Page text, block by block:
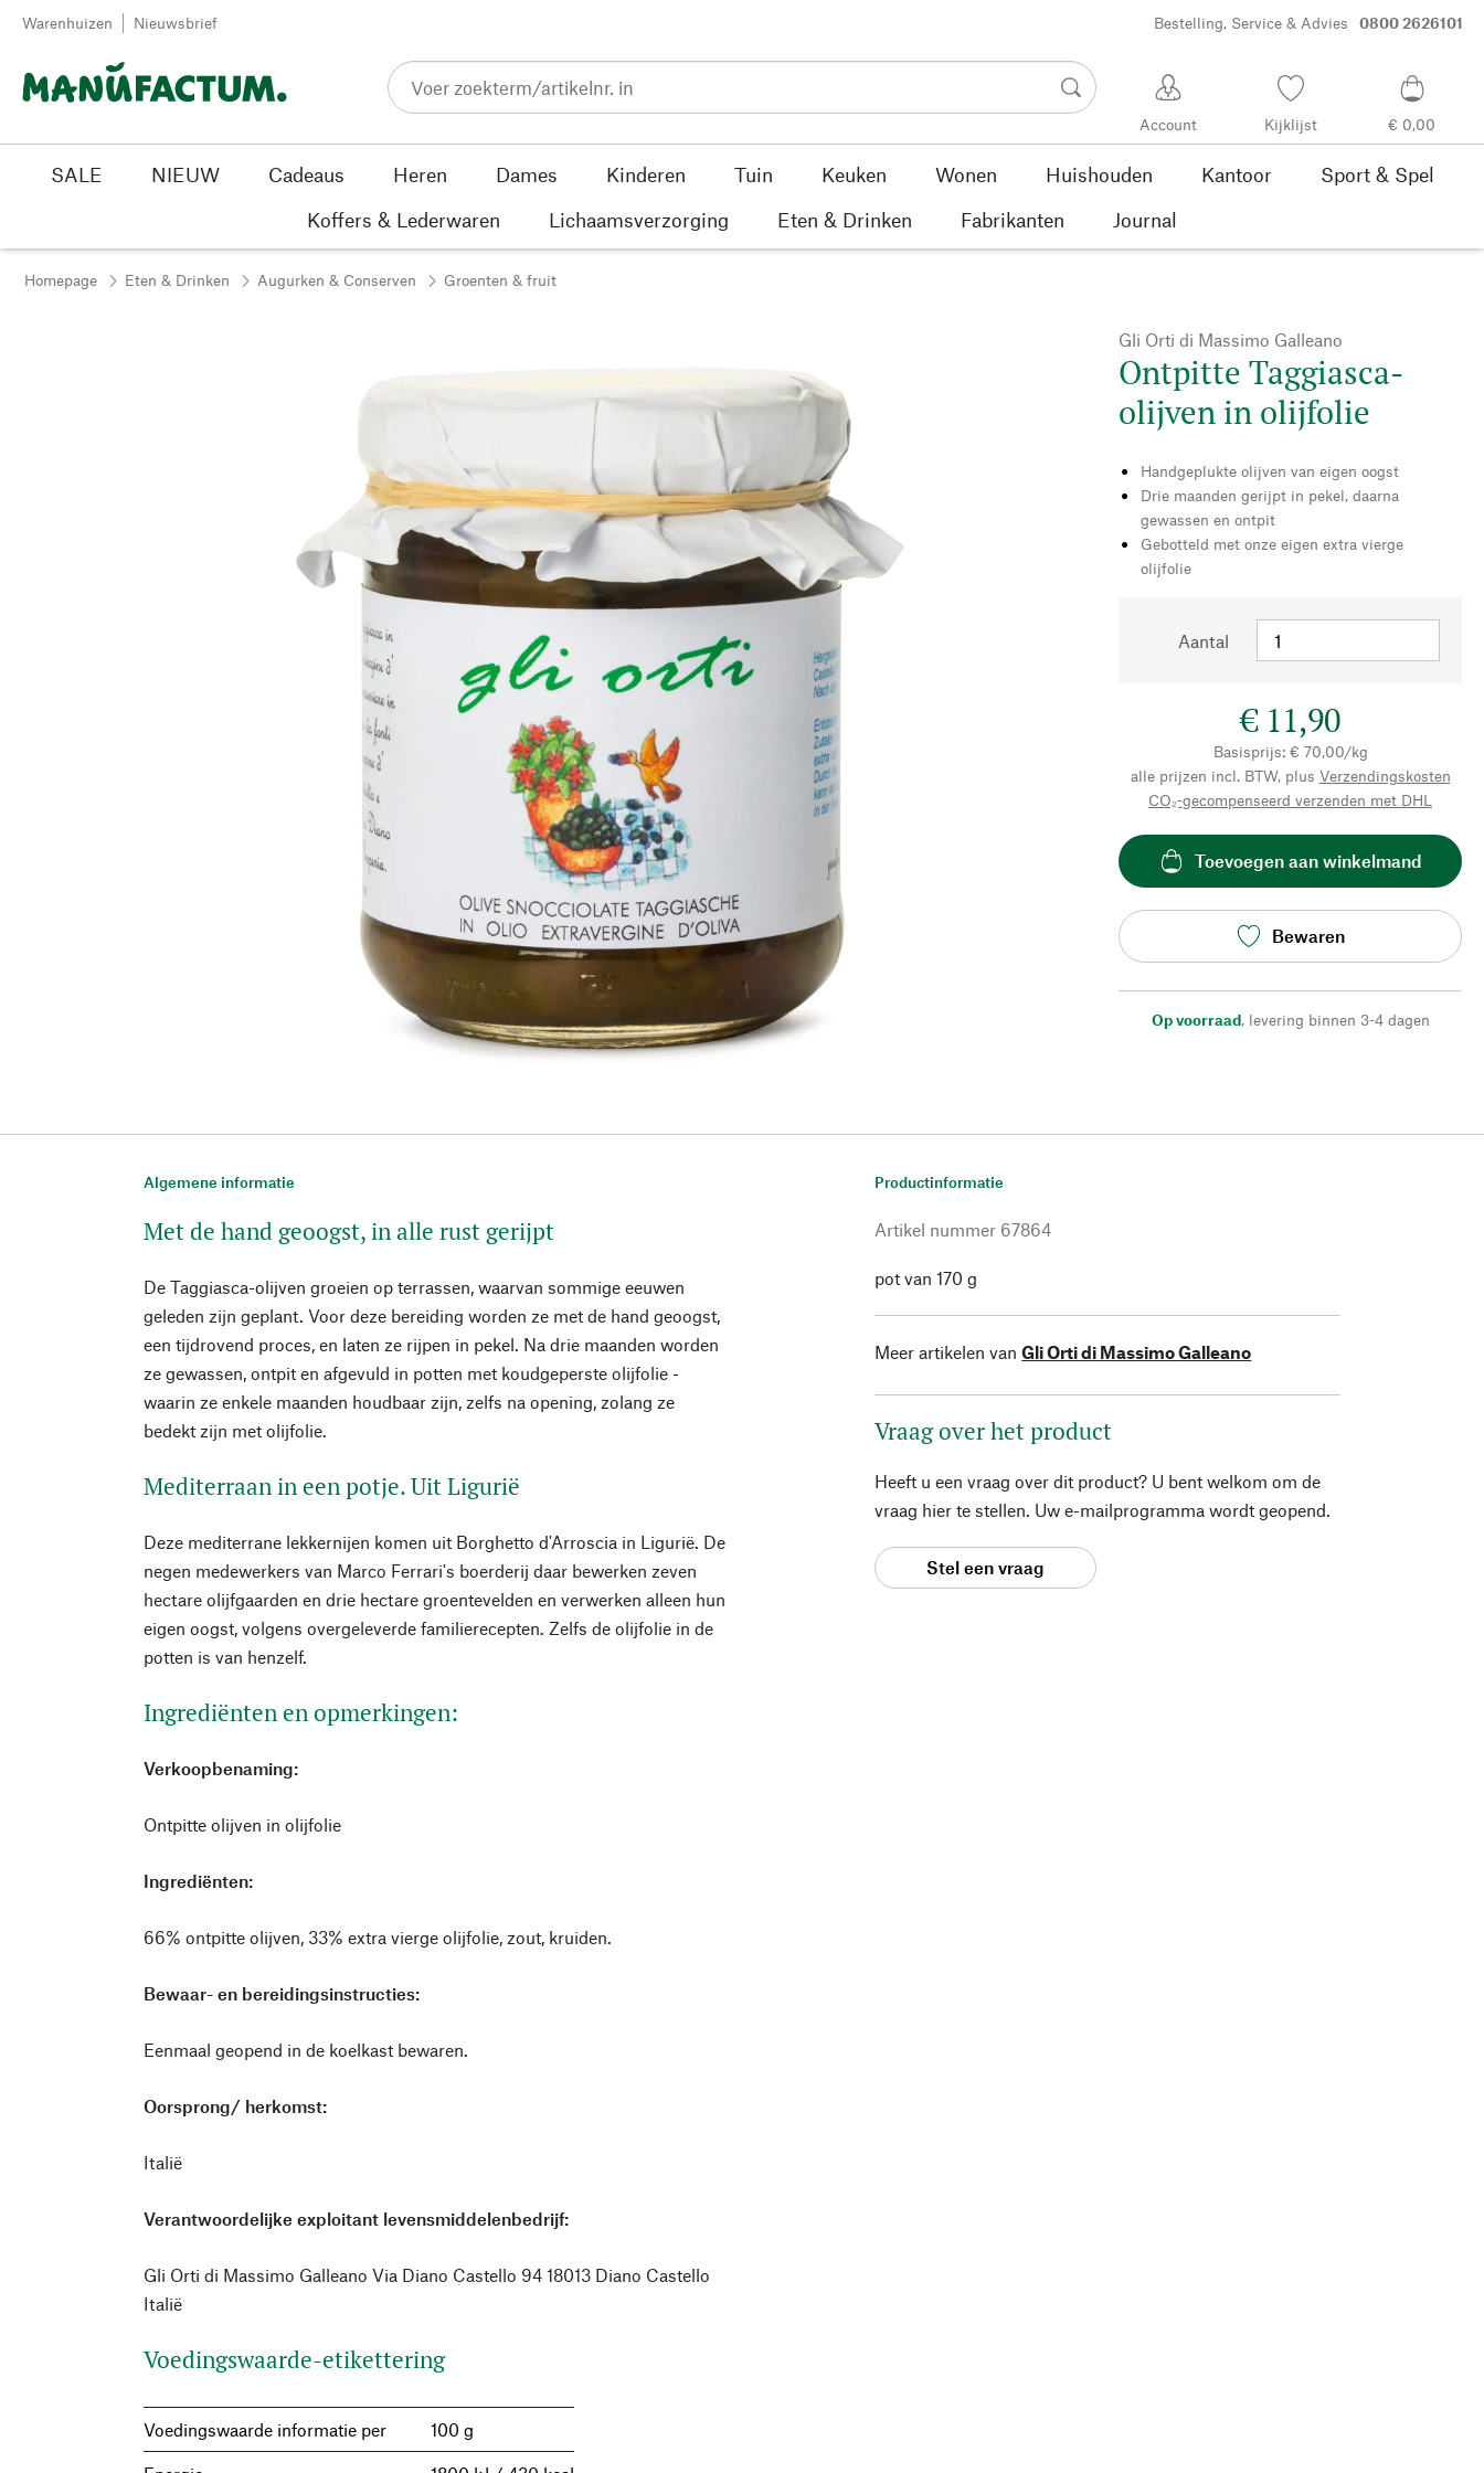
Passer au contenu
Warenhuizen Nieuwsbrief Bestelling, Service & Advies 0800 2626101
Account Kijklijst € 0,00
SALE NIEUW Cadeaus Heren Dames Kinderen Tuin Keuken Wonen Huishouden Kantoor
Sport & Spel
Koffers & Lederwaren
Lichaamsverzorging Eten & Drinken Fabrikanten Journal
Homepage Eten & Drinken Augurken & Conserven Groenten & fruit
Gli Orti di Massimo Galleano
Ontpitte Taggiasca-
olijven in olijfolie
Handgeplukte olijven van eigen oogst
Drie maanden gerijpt in pekel, daarna
gewassen en ontpit
Gebotteld met onze eigen extra vierge
olijfolie
Aantal
€ 11,90
Basisprijs: € 70,00/kg
alle prijzen incl. BTW, plus Verzendingskosten
CO₂-gecompenseerd verzenden met DHL
Toevoegen aan winkelmand
Bewaren
Op voorraad, levering binnen 3-4 dagen
Algemene informatie
Met de hand geoogst, in alle rust gerijpt
De Taggiasca-olijven groeien op terrassen, waarvan sommige eeuwen
geleden zijn geplant. Voor deze bereiding worden ze met de hand geoogst,
een tijdrovend proces, en laten ze rijpen in pekel. Na drie maanden worden
ze gewassen, ontpit en afgevuld in potten met koudgeperste olijfolie -
waarin ze enkele maanden houdbaar zijn, zelfs na opening, zolang ze
bedekt zijn met olijfolie.
Mediterraan in een potje. Uit Ligurië
Deze mediterrane lekkernijen komen uit Borghetto d'Arroscia in Ligurië. De
negen medewerkers van Marco Ferrari's boerderij daar bewerken zeven
hectare olijfgaarden en drie hectare groentevelden en verwerken alleen hun
eigen oogst, volgens overgeleverde familierecepten. Zelfs de olijfolie in de
potten is van henzelf.
Ingrediënten en opmerkingen:
Verkoopbenaming:
Ontpitte olijven in olijfolie
Ingrediënten:
66% ontpitte olijven, 33% extra vierge olijfolie, zout, kruiden.
Bewaar- en bereidingsinstructies:
Eenmaal geopend in de koelkast bewaren.
Oorsprong/ herkomst:
Italië
Verantwoordelijke exploitant levensmiddelenbedrijf:
Gli Orti di Massimo Galleano Via Diano Castello 94 18013 Diano Castello
Italië
Voedingswaarde-etikettering
Voedingswaarde informatie per 100 g
Productinformatie
Artikel nummer 67864
pot van 170 g
Meer artikelen van Gli Orti di Massimo Galleano
Vraag over het product
Heeft u een vraag over dit product? U bent welkom om de
vraag hier te stellen. Uw e-mailprogramma wordt geopend.
Stel een vraag